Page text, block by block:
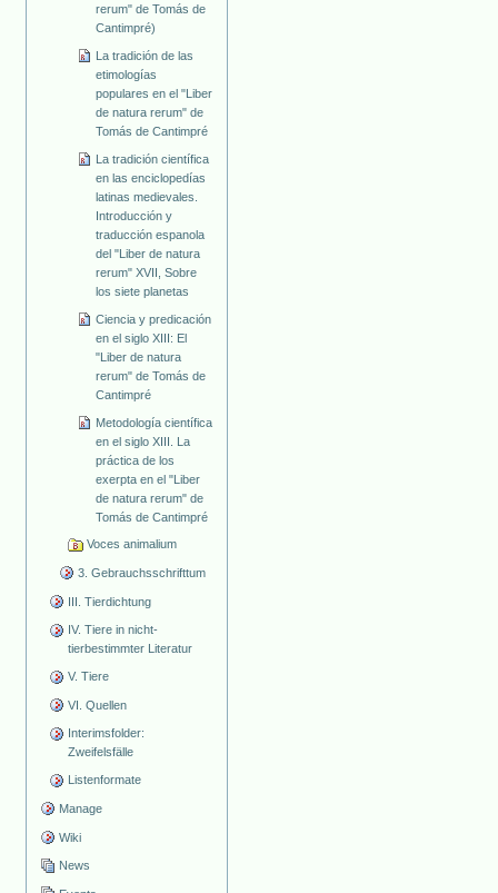
rerum" de Tomás de
Cantimpré)
La tradición de las
etimologías
populares en el "Liber
de natura rerum" de
Tomás de Cantimpré
La tradición científica
en las enciclopedías
latinas medievales.
Introducción y
traducción espanola
del "Liber de natura
rerum" XVII, Sobre
los siete planetas
Ciencia y predicación
en el siglo XIII: El
"Liber de natura
rerum" de Tomás de
Cantimpré
Metodología científica
en el siglo XIII. La
práctica de los
exerpta en el "Liber
de natura rerum" de
Tomás de Cantimpré
Voces animalium
3. Gebrauchsschrifttum
III. Tierdichtung
IV. Tiere in nicht-
tierbestimmter Literatur
V. Tiere
VI. Quellen
Interimsfolder:
Zweifelsfälle
Listenformate
Manage
Wiki
News